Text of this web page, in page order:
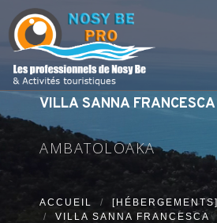
VILLA SANNA FRANCESCA
AMBATOLOAKA
ACCUEIL
[HÉBERGEMENTS]
VILLA SANNA FRANCESCA